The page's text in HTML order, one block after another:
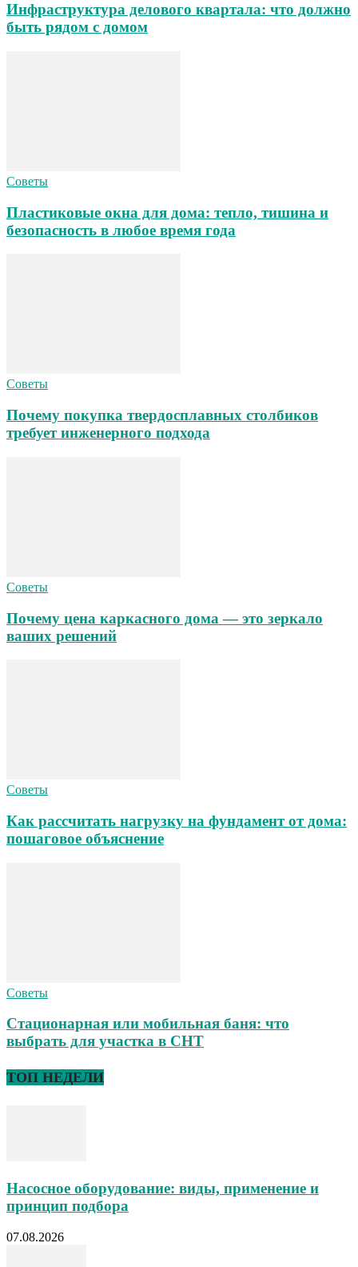
Инфраструктура делового квартала: что должно
быть рядом с домом
Советы
Пластиковые окна для дома: тепло, тишина и
безопасность в любое время года
Советы
Почему покупка твердосплавных столбиков
требует инженерного подхода
Советы
Почему цена каркасного дома — это зеркало
ваших решений
Советы
Как рассчитать нагрузку на фундамент от дома:
пошаговое объяснение
Советы
Стационарная или мобильная баня: что
выбрать для участка в СНТ
ТОП НЕДЕЛИ
Насосное оборудование: виды, применение и
принцип подбора
07.08.2026